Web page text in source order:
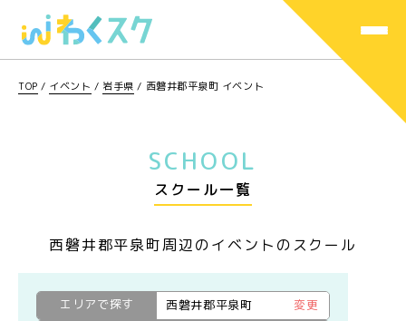
TOP / イベント / 岩手県 / 西磐井郡平泉町 イベント
SCHOOL
スクール一覧
西磐井郡平泉町周辺のイベントのスクール
エリアで探す 西磐井郡平泉町
変更